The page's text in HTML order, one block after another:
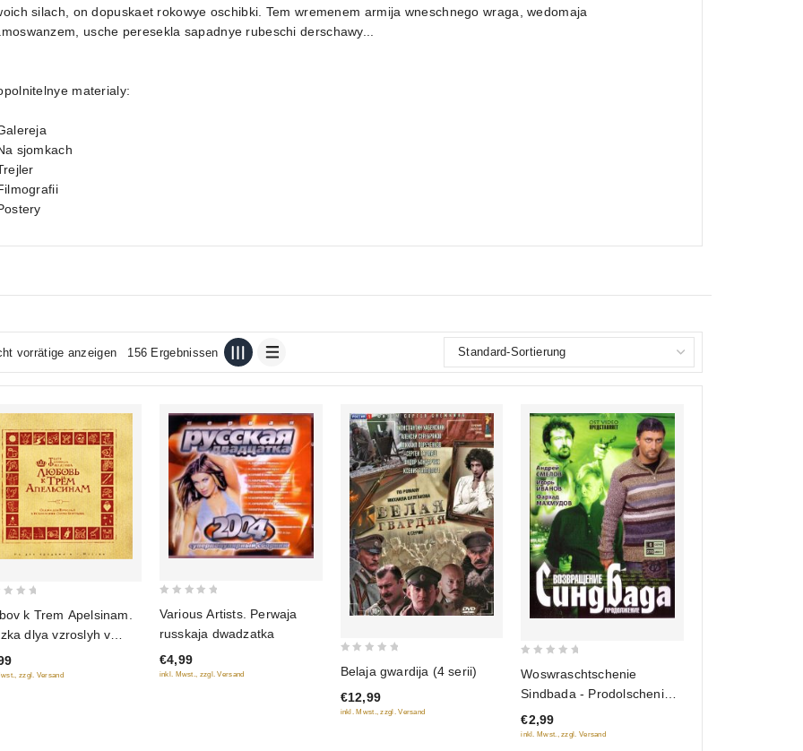
silach, on dopuskaet rokowye oschibki. Tem wremenem armija wneschnego wraga, wedomaja
usche peresekla sapadnye rubeschi derschawy...
materialy:
sjomkach
vorrätige anzeigen 156 Ergebnissen
k Trem Apelsinam.
dlya vzroslyh v
Sergeya
zzgl. Versand
of
5
Various Artists. Perwaja
russkaja dwadzatka
€4,99
inkl. Mwst., zzgl. Versand
of
5
Belaja gwardija (4 serii)
€12,99
inkl. Mwst., zzgl. Versand
of
5
Woswraschtschenie
Sindbada - Prodolschenie
(6 serij)
€2,99
inkl. Mwst., zzgl. Versand